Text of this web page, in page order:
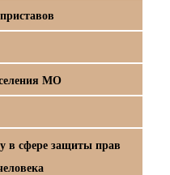
МО
в сфере защиты прав